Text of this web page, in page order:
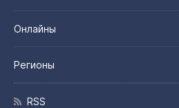
Онлайны
Регионы
RSS